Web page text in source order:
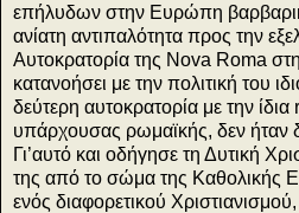
επήλυδων στην Ευρώπη
ανίατη αντιπαλότητα προς την
Αυτοκρατορία της Nova Roma
κατανοήσει με την πολιτική του
δεύτερη αυτοκρατορία με την
υπάρχουσας ρωμαϊκής, δεν ήταν
Γι’αυτό και οδήγησε τη Δυτική
της από το σώμα της Καθολικής
ενός διαφορετικού